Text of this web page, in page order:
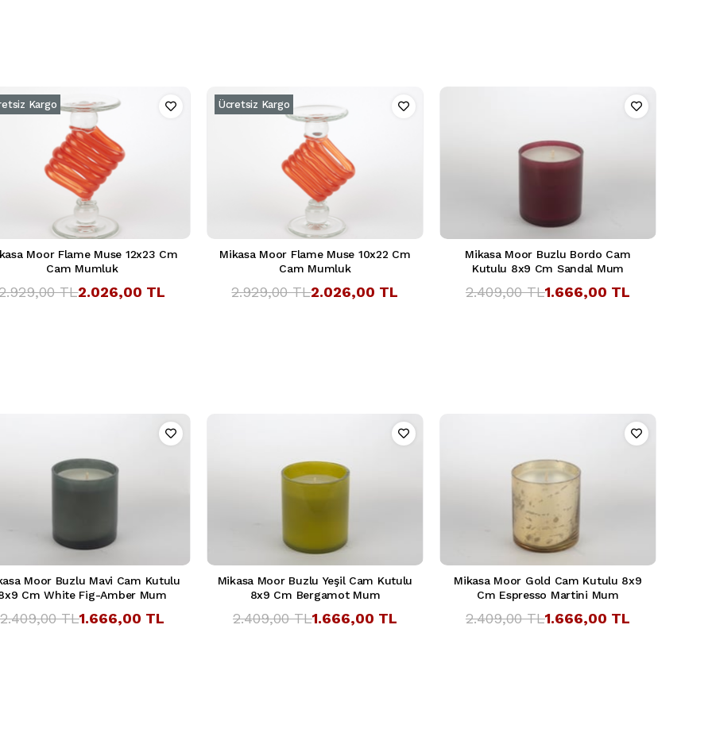
Moor Flame Muse 12x23 Cm
Cam Mumluk
2.026,00 TL
TL
Kargo
Mikasa Moor Flame Muse 10x22 Cm
Cam Mumluk
2.026,00 TL
2.929,00 TL
Ücretsiz Kargo
Mikasa Moor Buzlu Bordo Cam
Kutulu 8x9 Cm Sandal Mum
1.666,00 TL
2.409,00 TL
Moor Buzlu Mavi Cam Kutulu
Cm White Fig-Amber Mum
1.666,00 TL
2.409,00 TL
Mikasa Moor Buzlu Yeşil Cam Kutulu
8x9 Cm Bergamot Mum
1.666,00 TL
2.409,00 TL
Mikasa Moor Gold Cam Kutulu 8x9
Cm Espresso Martini Mum
1.666,00 TL
2.409,00 TL